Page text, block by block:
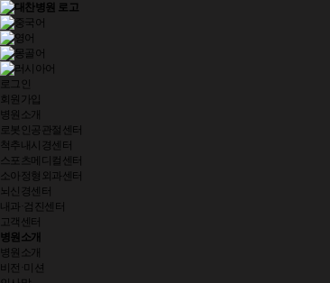
로그인
회원가입
병원소개
로봇인공관절센터
척추내시경센터
스포츠메디컬센터
소아정형외과센터
뇌신경센터
내과·검진센터
고객센터
병원소개
병원소개
비전·미션